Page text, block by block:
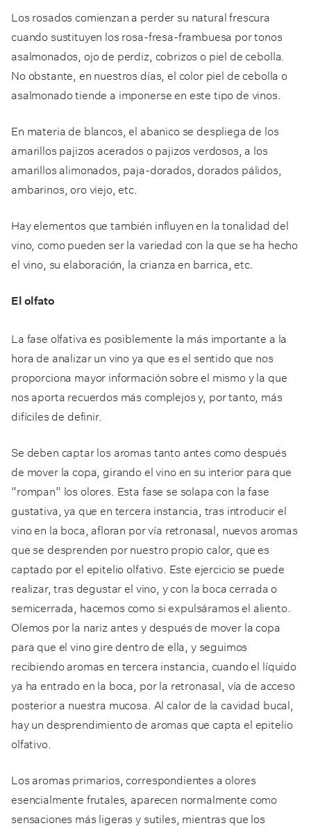
Los rosados comienzan a perder su natural frescura
cuando sustituyen los rosa-fresa-frambuesa por tonos
asalmonados, ojo de perdiz, cobrizos o piel de cebolla.
No obstante, en nuestros días, el color piel de cebolla o
asalmonado tiende a imponerse en este tipo de vinos.
En materia de blancos, el abanico se despliega de los
amarillos pajizos acerados o pajizos verdosos, a los
amarillos alimonados, paja-dorados, dorados pálidos,
ambarinos, oro viejo, etc.
Hay elementos que también influyen en la tonalidad del
vino, como pueden ser la variedad con la que se ha hecho
el vino, su elaboración, la crianza en barrica, etc.
El olfato
La fase olfativa es posiblemente la más importante a la
hora de analizar un vino ya que es el sentido que nos
proporciona mayor información sobre el mismo y la que
nos aporta recuerdos más complejos y, por tanto, más
difíciles de definir.
Se deben captar los aromas tanto antes como después
de mover la copa, girando el vino en su interior para que
“rompan” los olores. Esta fase se solapa con la fase
gustativa, ya que en tercera instancia, tras introducir el
vino en la boca, afloran por vía retronasal, nuevos aromas
que se desprenden por nuestro propio calor, que es
captado por el epitelio olfativo. Este ejercicio se puede
realizar, tras degustar el vino, y con la boca cerrada o
semicerrada, hacemos como si expulsáramos el aliento.
Olemos por la nariz antes y después de mover la copa
para que el vino gire dentro de ella, y seguimos
recibiendo aromas en tercera instancia, cuando el líquido
ya ha entrado en la boca, por la retronasal, vía de acceso
posterior a nuestra mucosa. Al calor de la cavidad bucal,
hay un desprendimiento de aromas que capta el epitelio
olfativo.
Los aromas primarios, correspondientes a olores
esencialmente frutales, aparecen normalmente como
sensaciones más ligeras y sutiles, mientras que los